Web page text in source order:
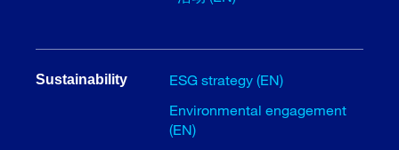
Sustainability
ESG strategy (EN)
Environmental engagement
(EN)